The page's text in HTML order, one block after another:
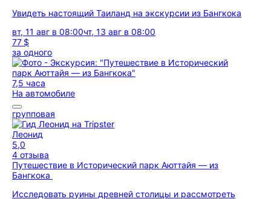
Увидеть настоящий Таиланд на экскурсии из Бангкока
вт, 11 авг в 08:00чт, 13 авг в 08:00
77 $
за одного
7,5 часа
На автомобиле
групповая
Леонид
5,0
4 отзыва
Путешествие в Исторический парк Аюттайя — из
Бангкока
Исследовать руины древней столицы и рассмотреть